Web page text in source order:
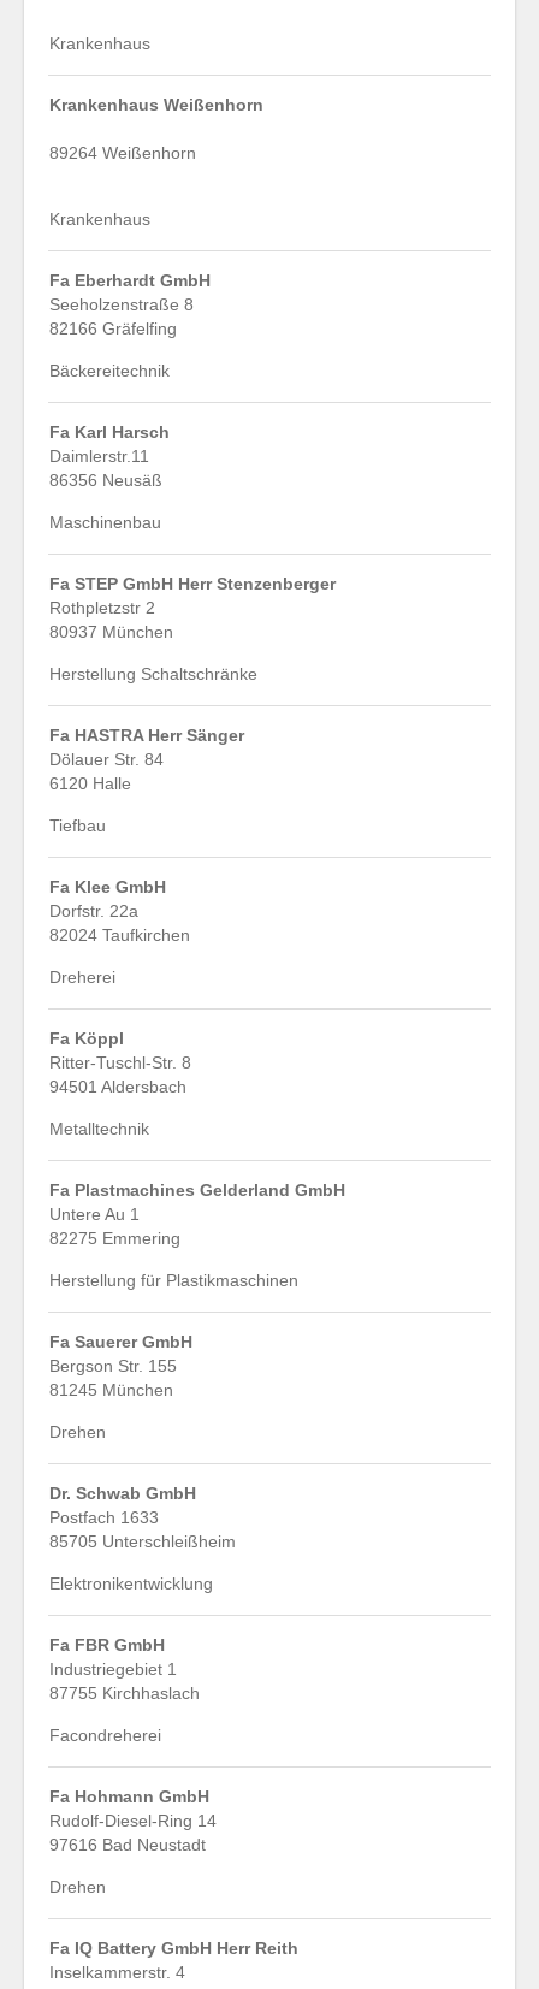
Krankenhaus
Krankenhaus Weißenhorn
89264 Weißenhorn
Krankenhaus
Fa Eberhardt GmbH
Seeholzenstraße 8
82166 Gräfelfing
Bäckereitechnik
Fa Karl Harsch
Daimlerstr.11
86356 Neusäß
Maschinenbau
Fa STEP GmbH Herr Stenzenberger
Rothpletzstr 2
80937 München
Herstellung Schaltschränke
Fa HASTRA Herr Sänger
Dölauer Str. 84
6120 Halle
Tiefbau
Fa Klee GmbH
Dorfstr. 22a
82024 Taufkirchen
Dreherei
Fa Köppl
Ritter-Tuschl-Str. 8
94501 Aldersbach
Metalltechnik
Fa Plastmachines Gelderland GmbH
Untere Au 1
82275 Emmering
Herstellung für Plastikmaschinen
Fa Sauerer GmbH
Bergson Str. 155
81245 München
Drehen
Dr. Schwab GmbH
Postfach 1633
85705 Unterschleißheim
Elektronikentwicklung
Fa FBR GmbH
Industriegebiet 1
87755 Kirchhaslach
Facondreherei
Fa Hohmann GmbH
Rudolf-Diesel-Ring 14
97616 Bad Neustadt
Drehen
Fa IQ Battery GmbH Herr Reith
Inselkammerstr. 4